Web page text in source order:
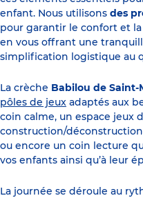
enfant. Nous utilisons des
pour garantir le confort et
en vous offrant une
simplification logistique au
La crèche Babilou de Saint-
pôles de jeux adaptés aux
coin calme, un espace jeux
construction/
ou encore un coin lecture
vos enfants ainsi qu’à leur
La journée se déroule au